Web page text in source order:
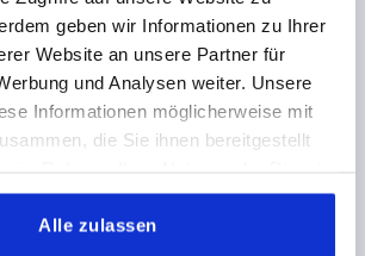
geben wir Informationen zu Ihrer
Website an unsere Partner für
und Analysen weiter. Unsere
Informationen möglicherweise mit
die Sie ihnen bereitgestellt
Alle zulassen
NEU K2578
Rohrverbinder Gelenk